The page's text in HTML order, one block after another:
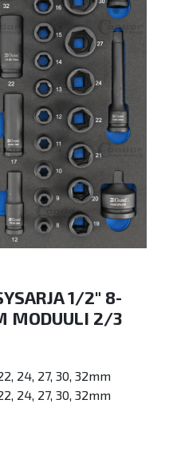
1/2" 8-
MODUULI 2/3
24, 27, 30, 32mm
24, 27, 30, 32mm